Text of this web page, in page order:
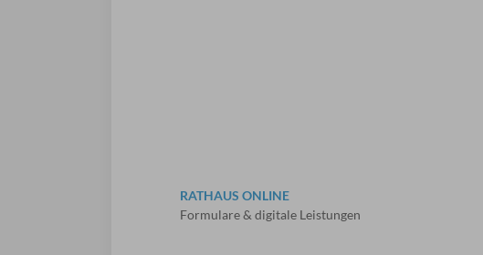
RATHAUS ONLINE
Formulare & digitale Leistungen